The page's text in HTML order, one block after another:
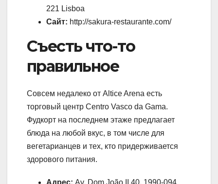
221 Lisboa
Сайт: http://sakura-restaurante.com/
Съесть что-то
правильное
Совсем недалеко от Altice Arena есть
торговый центр Centro Vasco da Gama.
Фудкорт на последнем этаже предлагает
блюда на любой вкус, в том числе для
вегетарианцев и тех, кто придерживается
здорового питания.
Адрес: Av. Dom João II 40, 1990-094